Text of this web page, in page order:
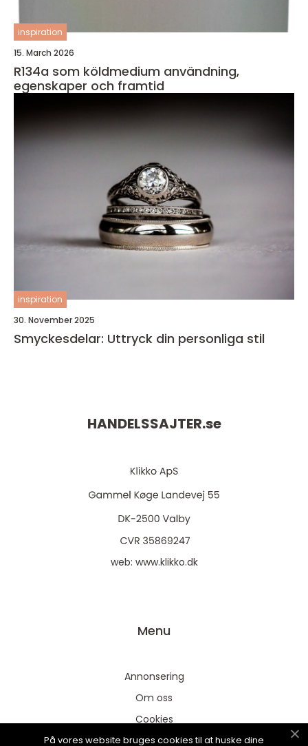
inspiration
15. March 2026
R134a som köldmedium användning,
egenskaper och framtid
inspiration
30. November 2025
Smyckesdelar: Uttryck din personliga stil
HANDELSSAJTER.se
web: www.klikko.dk
Menu
Annonsering
Om oss
Cookies
Kontakta oss
På vores website bruges cookies til at huske dine